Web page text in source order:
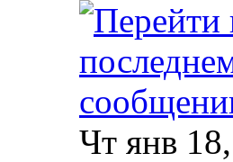
Чт янв